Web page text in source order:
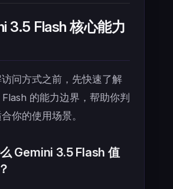
3.5 Flash 核心能力
问方式之前，先快速了解
的能力边界，帮助你判
你的使用场景。
么 Gemini 3.5 Flash 值